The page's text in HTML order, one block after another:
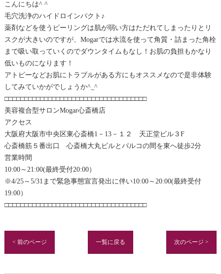
こんにちは^ ^
毛穴洗浄のハイドロインパクト♪
薬剤などを使うピーリングは肌が弱い方はただれてしまったりとリ
スクが大きいのですが、Mogarでは水流を使って角質・詰まった角栓
まで吸い取っていくのでダウンタイムもなし！お肌の負担もかなり
低いものになります！
アトピーなどお肌にトラブルがある方にもオススメなので是非体験
してみていかがでしょうか^_^
□□□□□□□□□□□□□□□□□□□□□□□□□□□□□□□□□□□□
美容複合型サロンMogar心斎橋店
アクセス
大阪府大阪市中央区東心斎橋1－13－１２ 天正堂ビル３F
心斎橋筋５番出口 心斎橋大丸ビルとパルコの間を東へ徒歩2分
営業時間
10:00～21:00(最終受付20:00）
※4/25～5/31まで緊急事態宣言発出に伴い10:00～20:00(最終受付
19:00）
□□□□□□□□□□□□□□□□□□□□□□□□□□□□□□□□□□□□
< 前のページ 一覧に戻る 次のページ >